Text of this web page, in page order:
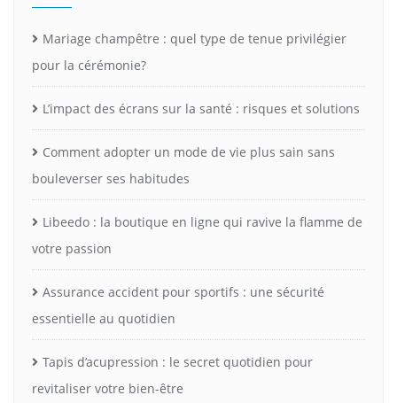
Mariage champêtre : quel type de tenue privilégier
pour la cérémonie?
L’impact des écrans sur la santé : risques et solutions
Comment adopter un mode de vie plus sain sans
bouleverser ses habitudes
Libeedo : la boutique en ligne qui ravive la flamme de
votre passion
Assurance accident pour sportifs : une sécurité
essentielle au quotidien
Tapis d’acupression : le secret quotidien pour
revitaliser votre bien-être